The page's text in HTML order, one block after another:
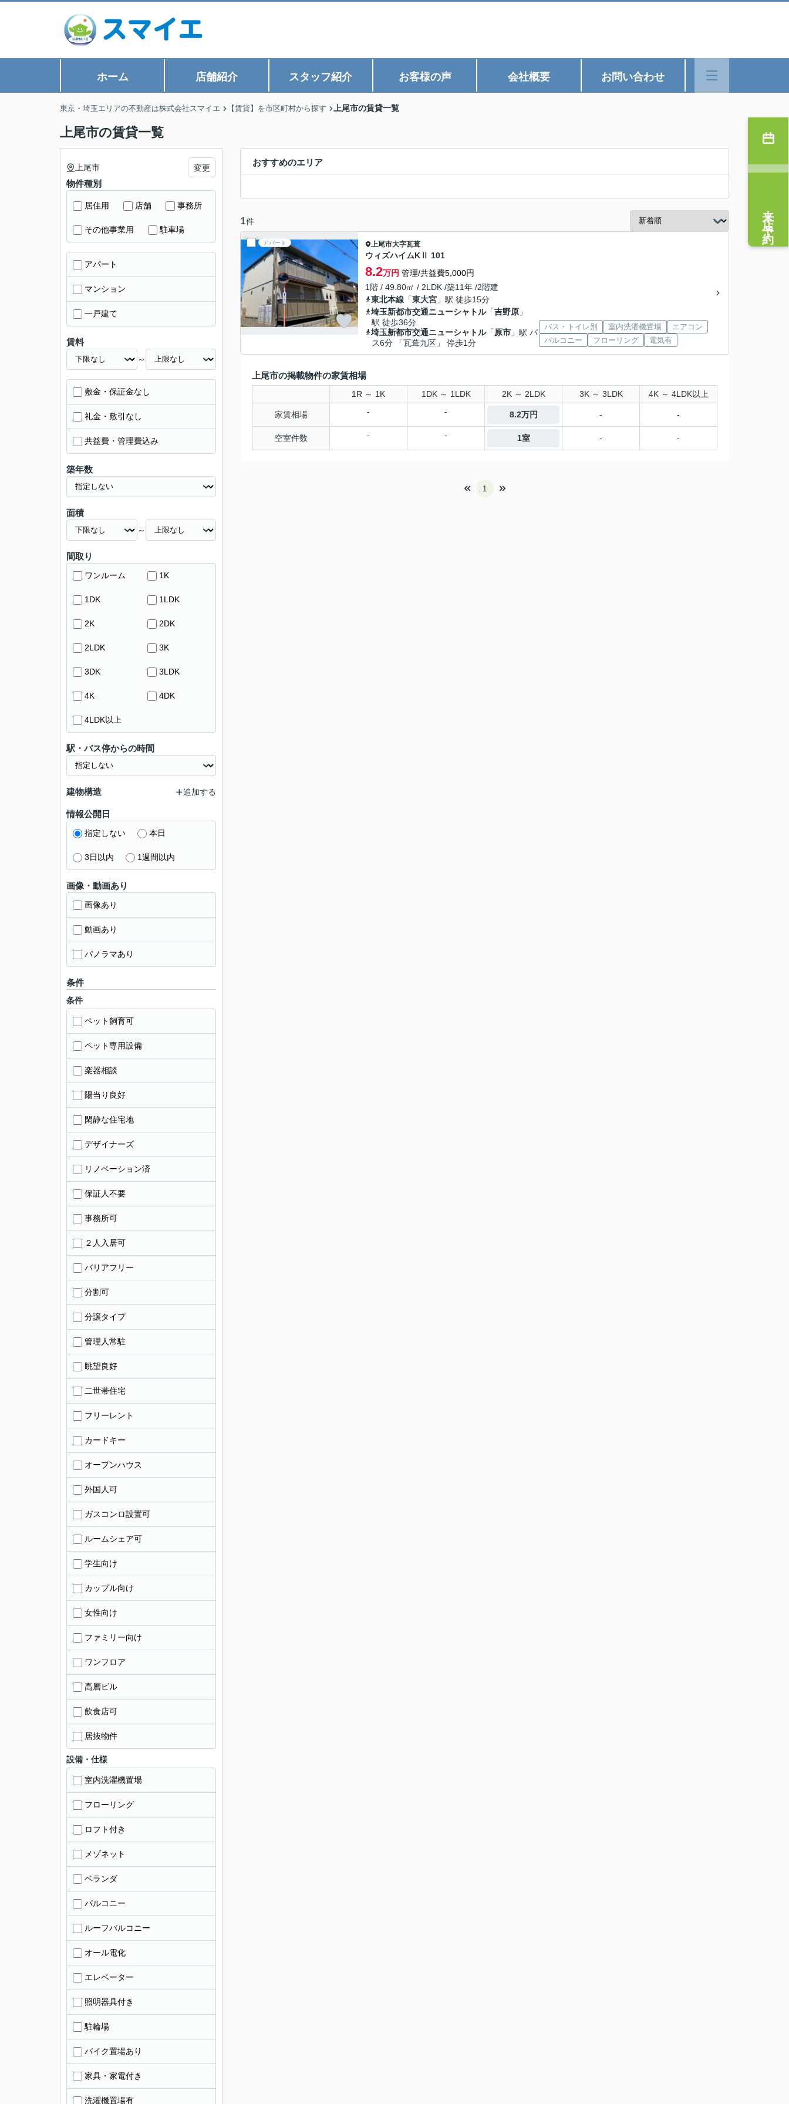
ホーム 店舗紹介 スタッフ紹介 お客様の声 会社概要 お問い合わせ
東京・埼玉エリアの不動産は株式会社スマイエ 【賃貸】を市区町村から探す 上尾市の賃貸一覧
上尾市の賃貸一覧
おすすめのエリア
1件
アパート 上尾市大字瓦葺
ウィズハイムKⅡ 101
8.2万円 管理/共益費5,000円
1階 / 49.80㎡ / 2LDK /築11年 /2階建
東北本線 「東大宮 」駅 徒歩15分
埼玉新都市交通ニューシャトル「吉野原 」
駅 徒歩36分
埼玉新都市交通ニューシャトル「原市 」駅 バ
ス6分 「瓦葺九区」 停歩1分
バス・トイレ別 室内洗濯機置場
エアコン
バルコニー
フローリング 電気有
上尾市の掲載物件の家賃相場
1R ～ 1K 1DK ～ 1LDK 2K ～ 2LDK 3K ～ 3LDK 4K ～ 4LDK以上
家賃相場 - - 8.2万円 - -
空室件数 - - 1室 - -
1
上尾市 変更
物件種別
居住用 店舗 事務所
その他事業用 駐車場
アパート
マンション
一戸建て
賃料
～
敷金・保証金なし
礼金・敷引なし
共益費・管理費込み
築年数
面積
～
間取り
ワンルーム 1K
1DK 1LDK
2K 2DK
2LDK 3K
3DK 3LDK
4K 4DK
4LDK以上
駅・バス停からの時間
建物構造 追加する
情報公開日
指定しない 本日
3日以内 1週間以内
画像・動画あり
画像あり
動画あり
パノラマあり
条件
条件
ペット飼育可
ペット専用設備
楽器相談
陽当り良好
閑静な住宅地
デザイナーズ
リノベーション済
保証人不要
事務所可
２人入居可
バリアフリー
分割可
分譲タイプ
管理人常駐
眺望良好
二世帯住宅
フリーレント
カードキー
オープンハウス
外国人可
ガスコンロ設置可
ルームシェア可
学生向け
カップル向け
女性向け
ファミリー向け
ワンフロア
高層ビル
飲食店可
居抜物件
設備・仕様
室内洗濯機置場
フローリング
ロフト付き
メゾネット
ベランダ
バルコニー
ルーフバルコニー
オール電化
エレベーター
照明器具付き
駐輪場
バイク置場あり
家具・家電付き
洗濯機置場有
来店予約